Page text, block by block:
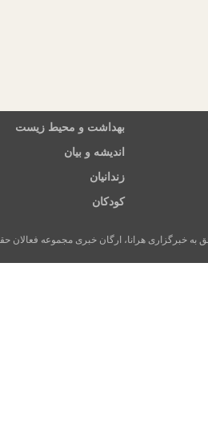
بهداشت و محیط زیست
اندیشه و بیان
زندانیان
کودکان